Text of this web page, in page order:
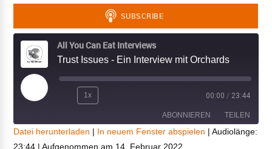
All You Can Eat Interviews
Trust Issues - Ein Interview mit Orchards
Play
1x 00:00 / 23:44
ABONNIEREN TEILEN
Datei herunterladen | In neuem Fenster abspielen |Audiolänge:
23:44 |Aufgenommen am 14. Februar 2022